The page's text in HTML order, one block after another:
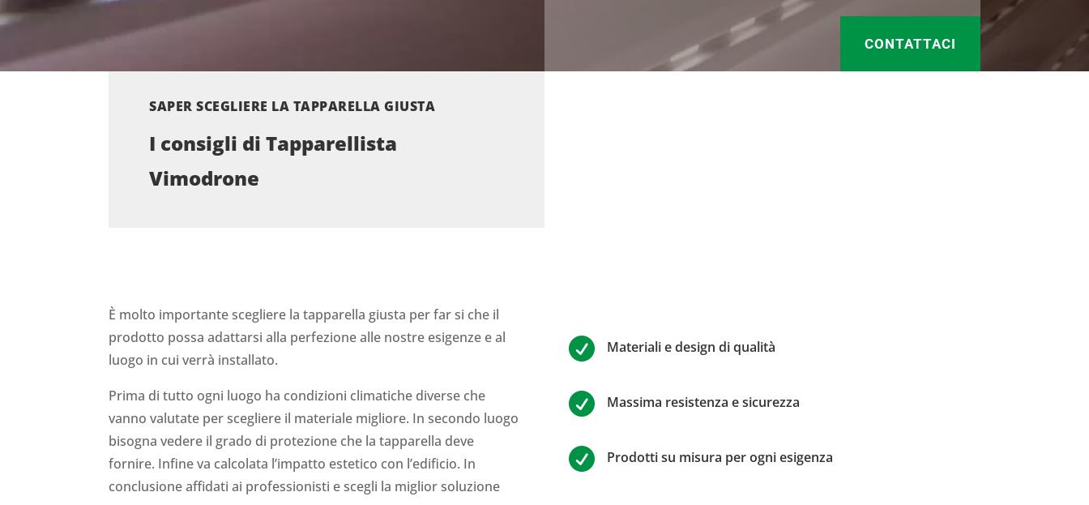
CONTATTACI
SAPER SCEGLIERE LA TAPPARELLA GIUSTA
I consigli di Tapparellista
Vimodrone
È molto importante scegliere la tapparella giusta per far si che il
prodotto possa adattarsi alla perfezione alle nostre esigenze e al
luogo in cui verrà installato.
Prima di tutto ogni luogo ha condizioni climatiche diverse che
vanno valutate per scegliere il materiale migliore. In secondo luogo
bisogna vedere il grado di protezione che la tapparella deve
fornire. Infine va calcolata l’impatto estetico con l’edificio. In
conclusione affidati ai professionisti e scegli la miglior soluzione
 Materiali e design di qualità
 Massima resistenza e sicurezza
 Prodotti su misura per ogni esigenza